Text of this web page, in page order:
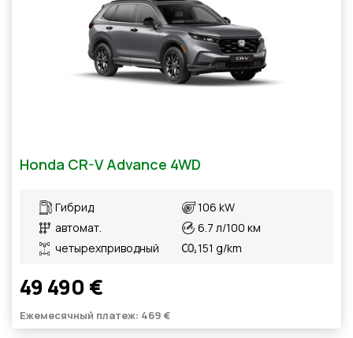
Honda CR-V Advance 4WD
Гибрид
автомат.
четырехприводный
106 kW
6.7 л/100 км
151 g/km
49 490 €
Ежемесячный платеж: 469 €